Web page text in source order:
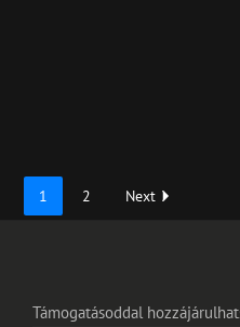
1 2 Next
Támogatásoddal